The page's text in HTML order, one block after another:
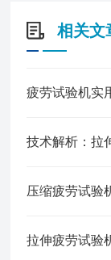
相关文
疲劳试验机实
技术解析：拉
拉伸疲劳试验